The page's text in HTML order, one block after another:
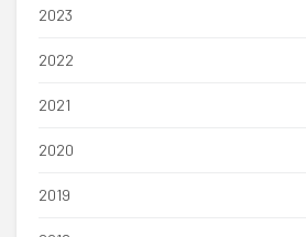
2023
2022
2021
2020
2019